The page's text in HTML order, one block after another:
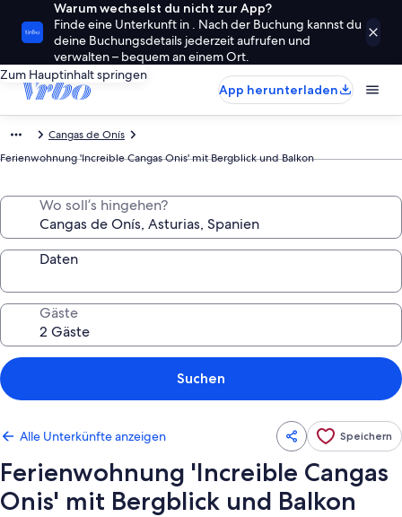
Warum wechselst du nicht zur App?
Finde eine Unterkunft in . Nach der Buchung kannst du
deine Buchungsdetails jederzeit aufrufen und
verwalten – bequem an einem Ort.
Zum Hauptinhalt springen
App herunterladen
Cangas de Onís
Ferienwohnung 'Increible Cangas Onis' mit Bergblick und Balkon
Wo soll’s hingehen?
Daten
Gäste
Suchen
Alle Unterkünfte anzeigen Speichern
Ferienwohnung 'Increible Cangas
Onis' mit Bergblick und Balkon